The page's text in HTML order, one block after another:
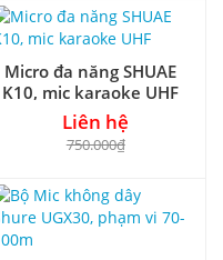
Micro đa năng SHUAE
K10, mic karaoke UHF
Liên hệ
750.000₫